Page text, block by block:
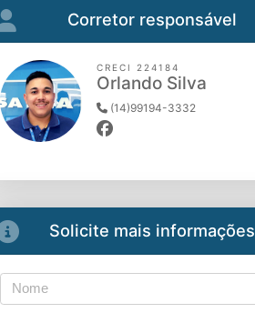
Corretor responsável
CRECI 224184
Orlando Silva
(14)99194-3332
Solicite mais informações